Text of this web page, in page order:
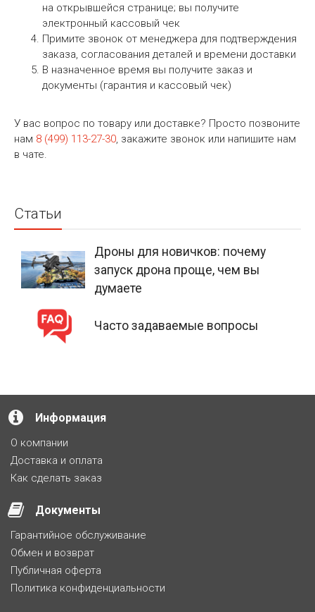
на открывшейся странице; вы получите
электронный кассовый чек
Примите звонок от менеджера для подтверждения
заказа, согласования деталей и времени доставки
В назначенное время вы получите заказ и
документы (гарантия и кассовый чек)
У вас вопрос по товару или доставке? Просто позвоните
нам 8 (499) 113-27-30, закажите звонок или напишите нам
в чате.
Статьи
Дроны для новичков: почему
запуск дрона проще, чем вы
думаете
Часто задаваемые вопросы
Информация
О компании
Доставка и оплата
Как сделать заказ
Документы
Гарантийное обслуживание
Обмен и возврат
Публичная оферта
Политика конфиденциальности